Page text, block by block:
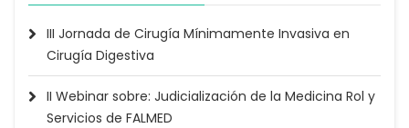
III Jornada de Cirugía Mínimamente Invasiva en
Cirugía Digestiva
II Webinar sobre: Judicialización de la Medicina Rol y
Servicios de FALMED